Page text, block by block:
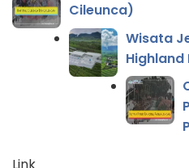
Cileunca)
Wisata